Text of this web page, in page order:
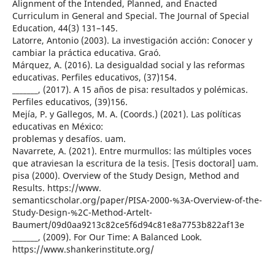
Alignment of the Intended, Planned, and Enacted
Curriculum in General and Special. The Journal of Special
Education, 44(3) 131–145.
Latorre, Antonio (2003). La investigación acción: Conocer y
cambiar la práctica educativa. Graó.
Márquez, A. (2016). La desigualdad social y las reformas
educativas. Perfiles educativos, (37)154.
_______, (2017). A 15 años de pisa: resultados y polémicas.
Perfiles educativos, (39)156.
Mejía, P. y Gallegos, M. A. (Coords.) (2021). Las políticas
educativas en México:
problemas y desafíos. uam.
Navarrete, A. (2021). Entre murmullos: las múltiples voces
que atraviesan la escritura de la tesis. [Tesis doctoral] uam.
pisa (2000). Overview of the Study Design, Method and
Results. https://www.
semanticscholar.org/paper/PISA-2000-%3A-Overview-of-the-
Study-Design-%2C-Method-Artelt-
Baumert/09d0aa9213c82ce5f6d94c81e8a7753b822af13e
_______, (2009). For Our Time: A Balanced Look.
https://www.shankerinstitute.org/